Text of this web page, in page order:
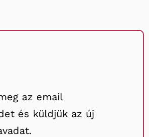
az email
és küldjük az új